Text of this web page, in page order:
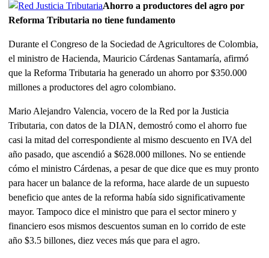
Ahorro a productores del agro por
Reforma Tributaria no tiene fundamento
Durante el Congreso de la Sociedad de Agricultores de Colombia,
el ministro de Hacienda, Mauricio Cárdenas Santamaría, afirmó
que la Reforma Tributaria ha generado un ahorro por $350.000
millones a productores del agro colombiano.
Mario Alejandro Valencia, vocero de la Red por la Justicia
Tributaria, con datos de la DIAN, demostró como el ahorro fue
casi la mitad del correspondiente al mismo descuento en IVA del
año pasado, que ascendió a $628.000 millones. No se entiende
cómo el ministro Cárdenas, a pesar de que dice que es muy pronto
para hacer un balance de la reforma, hace alarde de un supuesto
beneficio que antes de la reforma había sido significativamente
mayor. Tampoco dice el ministro que para el sector minero y
financiero esos mismos descuentos suman en lo corrido de este
año $3.5 billones, diez veces más que para el agro.